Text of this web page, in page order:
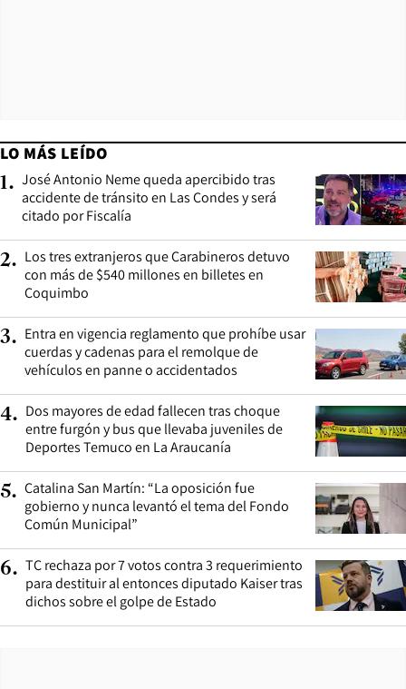
LO MÁS LEÍDO
1. José Antonio Neme queda apercibido tras
accidente de tránsito en Las Condes y será
citado por Fiscalía
2. Los tres extranjeros que Carabineros detuvo
con más de $540 millones en billetes en
Coquimbo
3. Entra en vigencia reglamento que prohíbe usar
cuerdas y cadenas para el remolque de
vehículos en panne o accidentados
4. Dos mayores de edad fallecen tras choque
entre furgón y bus que llevaba juveniles de
Deportes Temuco en La Araucanía
5. Catalina San Martín: “La oposición fue
gobierno y nunca levantó el tema del Fondo
Común Municipal”
6. TC rechaza por 7 votos contra 3 requerimiento
para destituir al entonces diputado Kaiser tras
dichos sobre el golpe de Estado